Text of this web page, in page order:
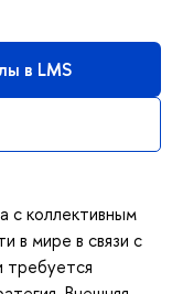
в LMS
с коллективным
в мире в связи с
требуется